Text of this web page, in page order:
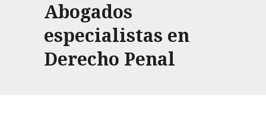
Abogados
especialistas en
Derecho Penal